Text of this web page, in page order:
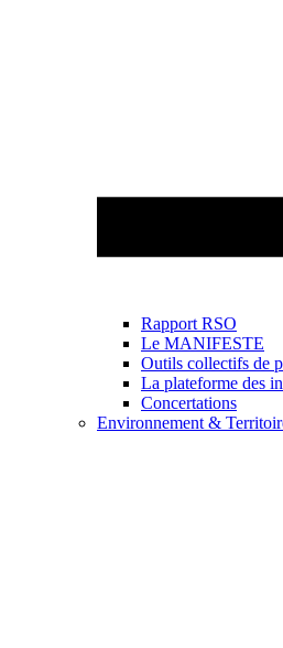
Rapport RSO
Le MANIFESTE
Outils collectifs de
La plateforme des
Concertations
Environnement &